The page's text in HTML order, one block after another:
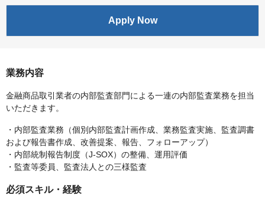
Apply Now
業務内容
金融商品取引業者の内部監査部門による一連の内部監査業務を担当
いただきます。
・内部監査業務（個別内部監査計画作成、業務監査実施、監査調書
および報告書作成、改善提案、報告、フォローアップ）
・内部統制報告制度（J-SOX）の整備、運用評価
・監査等委員、監査法人との三様監査
必須スキル・経験